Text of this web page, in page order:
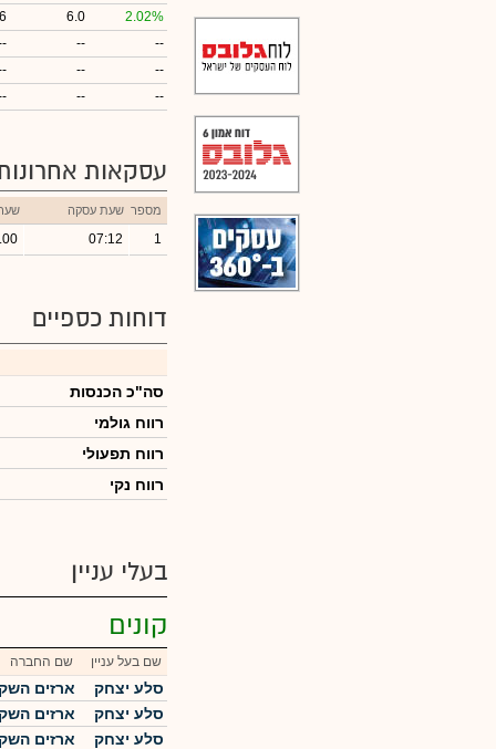
2.02%
6.0
--
--
--
--
--
--
עסקאות
מספר שעת עסקה
1
07:12
דוחות כספיים
סה"כ הכנסות
רווח גולמי
רווח תפעולי
רווח נקי
בעלי עניין
קונים
שם בעל עניין שם החברה
סלע יצחק ארזים
סלע יצחק
ארזים
סלע יצחק
ארזים